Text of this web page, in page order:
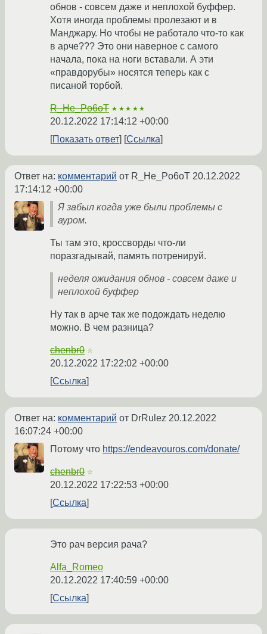
обнов - совсем даже и неплохой буффер.
Хотя иногда проблемы пролезают и в
Манджару. Но чтобы не работало что-то как
в арче??? Это они наверное с самого
начала, пока на ноги вставали. А эти
«правдорубы» носятся теперь как с
писаной торбой.
R_He_Po6oT ★★★★★
20.12.2022 17:14:12 +00:00
Показать ответ
Ссылка
Ответ на: комментарий от R_He_Po6oT 20.12.2022
17:14:12 +00:00
Я забыл когда уже были проблемы с
ауром.
Ты там это, кроссворды что-ли
поразгадывай, память потренируй.
неделя ожидания обнов - совсем даже и
неплохой буффер
Ну так в арче так же подождать неделю
можно. В чем разница?
chenbr0 ☆
20.12.2022 17:22:02 +00:00
Ссылка
Ответ на: комментарий от DrRulez 20.12.2022
16:07:24 +00:00
Потому что https://endeavouros.com/donate/
chenbr0 ☆
20.12.2022 17:22:53 +00:00
Ссылка
Это рач версия рача?
Alfa_Romeo
20.12.2022 17:40:59 +00:00
Ссылка